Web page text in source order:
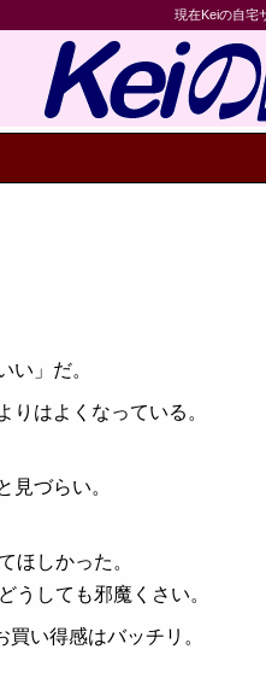
現在Keiの自宅
い」だ。
はよくなっている。
見づらい。
ほしかった。
うしても邪魔くさい。
い得感はバッチリ。